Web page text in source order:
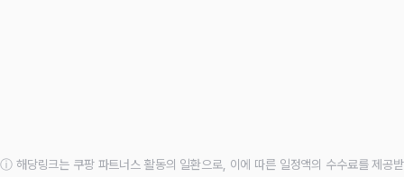
ⓘ 해당링크는 쿠팡 파트너스 활동의 일환으로, 이에 따른 일정액의 수수료를 제공받